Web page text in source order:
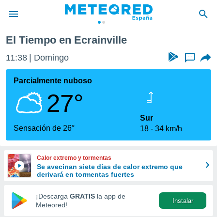
de
por
se
calidad.
a este
las
y
forma
digital
basada
El Tiempo en Ecrainville
11:38 Domingo ...
Parcialmente nuboso
27°
Sensación de 26°
Sur
18
34 km/h
Calor extremo y tormentas
Se avecinan siete días de calor extremo que
derivará en tormentas fuertes
¡Descarga GRATIS la app de
Meteored!
Instalar